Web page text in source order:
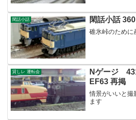
閑話小話 閑話小話
碓氷峠のために
貸しレ 運転会
Nゲージ
EF63 再掲
情景がいいと撮
ます